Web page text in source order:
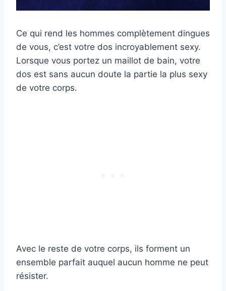
Ce qui rend les hommes complètement dingues
de vous, c’est votre dos incroyablement sexy.
Lorsque vous portez un maillot de bain, votre
dos est sans aucun doute la partie la plus sexy
de votre corps.
Avec le reste de votre corps, ils forment un
ensemble parfait auquel aucun homme ne peut
résister.